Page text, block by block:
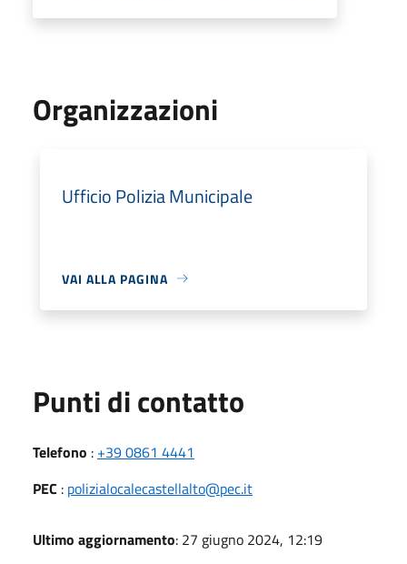
Organizzazioni
Ufficio Polizia Municipale
VAI ALLA PAGINA
Punti di contatto
Telefono : +39 0861 4441
PEC : polizialocalecastellalto@pec.it
Ultimo aggiornamento: 27 giugno 2024, 12:19